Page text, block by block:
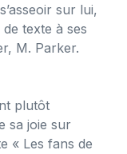
sur lui,
texte à ses
M. Parker.
plutôt
sa joie sur
« Les fans de